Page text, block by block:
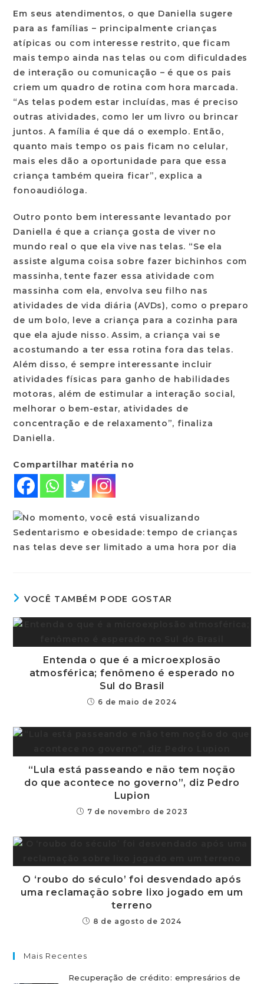
Em seus atendimentos, o que Daniella sugere
para as famílias – principalmente crianças
atípicas ou com interesse restrito, que ficam
mais tempo ainda nas telas ou com dificuldades
de interação ou comunicação – é que os pais
criem um quadro de rotina com hora marcada.
“As telas podem estar incluídas, mas é preciso
outras atividades, como ler um livro ou brincar
juntos. A família é que dá o exemplo. Então,
quanto mais tempo os pais ficam no celular,
mais eles dão a oportunidade para que essa
criança também queira ficar”, explica a
fonoaudióloga.
Outro ponto bem interessante levantado por
Daniella é que a criança gosta de viver no
mundo real o que ela vive nas telas. “Se ela
assiste alguma coisa sobre fazer bichinhos com
massinha, tente fazer essa atividade com
massinha com ela, envolva seu filho nas
atividades de vida diária (AVDs), como o preparo
de um bolo, leve a criança para a cozinha para
que ela ajude nisso. Assim, a criança vai se
acostumando a ter essa rotina fora das telas.
Além disso, é sempre interessante incluir
atividades físicas para ganho de habilidades
motoras, além de estimular a interação social,
melhorar o bem-estar, atividades de
concentração e de relaxamento”, finaliza
Daniella.
Compartilhar matéria no
VOCÊ TAMBÉM PODE GOSTAR
Entenda o que é a microexplosão
atmosférica; fenômeno é esperado no
Sul do Brasil
6 de maio de 2024
“Lula está passeando e não tem noção
do que acontece no governo”, diz Pedro
Lupion
7 de novembro de 2023
O ‘roubo do século’ foi desvendado após
uma reclamação sobre lixo jogado em um
terreno
8 de agosto de 2024
Mais Recentes
Recuperação de crédito: empresários de